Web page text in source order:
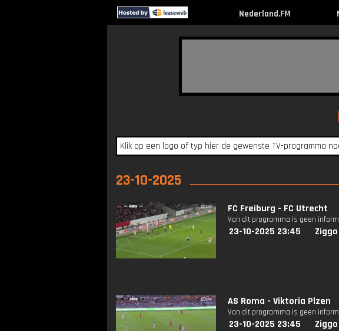
Nederland.FM
23-10-2025
FC Freiburg - FC Utrecht
Van dit programma is geen
23-10-2025 23:45 Ziggo
AS Roma - Viktoria Plzen
Van dit programma is geen
23-10-2025 23:45 Ziggo